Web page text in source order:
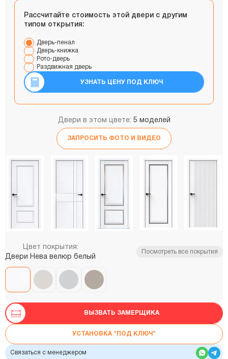
Рассчитайте стоимость этой двери с другим
типом открытия:
Дверь-пенал
Дверь-книжка
Рото-дверь
Раздвижная дверь
УЗНАТЬ ЦЕНУ ПОД КЛЮЧ
Двери в этом цвете: 5 моделей
ЗАПРОСИТЬ ФОТО И ВИДЕО
Цвет покрытия:
Двери Нева велюр белый
Посмотреть все покрытия
ВЫЗВАТЬ ЗАМЕРЩИКА
УСТАНОВКА “ПОД КЛЮЧ”
Связаться с менеджером